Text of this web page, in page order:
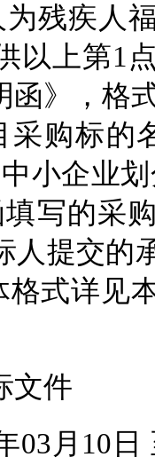
疾人福
以上第1
函》，格
购标的
小企业
写的采
人提交的
式详见
件
月10日